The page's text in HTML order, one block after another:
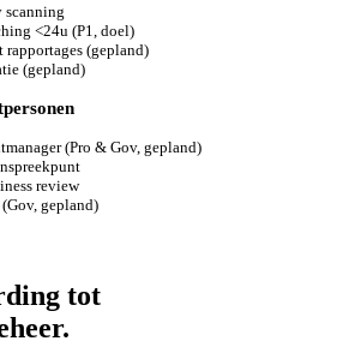
<24u (P1, doel)
rapportages (gepland)
(gepland)
(Pro & Gov, gepland)
review
gepland)
tot